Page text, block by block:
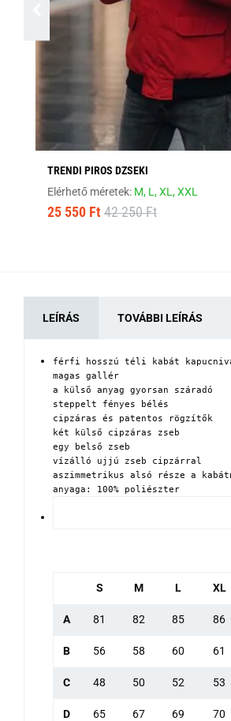
TRENDI PIROS DZSEKI
Elérhető méretek: M, L,XL,XXL
25 550 Ft 42 250 Ft
LEÍRÁS TOVÁBBI LEÍRÁS
férfi hosszú téli kabát
magas gallér
a külső anyag gyorsan száradó
steppelt fényes bélés
cipzáras és patentos rögzítők
két külső cipzáras zseb
egy belső zseb
vízálló ujjú zseb cipzárral
aszimmetrikus alsó része a
anyaga: 100% poliészter
S M L XL
A 81 82 85 86
B 56 58 60 61
C 48 50 52 53
D 65 67 69 70